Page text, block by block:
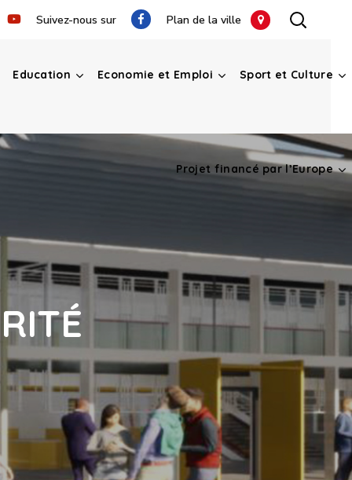
Suivez-nous sur Plan de la ville
Education Economie et Emploi Sport et Culture
Projet financé par l’Europe